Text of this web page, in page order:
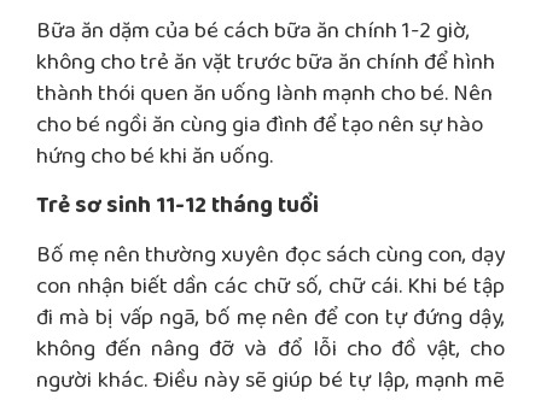
Bữa ăn dặm của bé cách bữa ăn chính 1-2 giờ,
không cho trẻ ăn vặt trước bữa ăn chính để hình
thành thói quen ăn uống lành mạnh cho bé. Nên
cho bé ngồi ăn cùng gia đình để tạo nên sự hào
hứng cho bé khi ăn uống.
Trẻ sơ sinh 11-12 tháng tuổi
Bố mẹ nên thường xuyên đọc sách cùng con, dạy
con nhận biết dần các chữ số, chữ cái. Khi bé tập
đi mà bị vấp ngã, bố mẹ nên để con tự đứng dậy,
không đến nâng đỡ và đổ lỗi cho đồ vật, cho
người khác. Điều này sẽ giúp bé tự lập, mạnh mẽ